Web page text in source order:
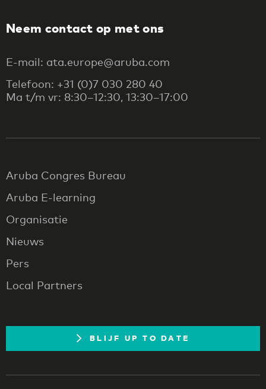
Neem contact op met ons
E-mail: ata.europe@aruba.com
Telefoon: +31 (0)7 030 280 40
Ma t/m vr: 8:30–12:30, 13:30–17:00
Aruba Congres Bureau
Aruba E-learning
Organisatie
Nieuws
Pers
Local Partners
BLIJF UP TO DATE